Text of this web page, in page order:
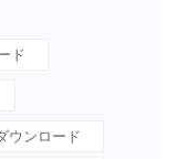
ド
ウンロード